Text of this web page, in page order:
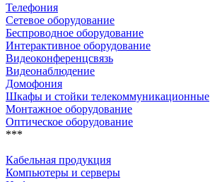
Телефония
Сетевое оборудование
Беспроводное оборудование
Интерактивное оборудование
Видеоконференцсвязь
Видеонаблюдение
Домофония
Шкафы и стойки телекоммуникационные
Монтажное оборудование
Оптическое оборудование
***
Кабельная продукция
Компьютеры и серверы